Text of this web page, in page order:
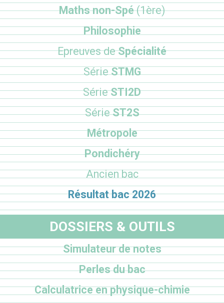
Maths non-Spé(1ère)
Philosophie
Epreuves deSpécialité
SérieSTMG
SérieSTI2D
SérieST2S
Métropole
Pondichéry
Ancien bac
Résultat bac 2026
DOSSIERS & OUTILS
Simulateur de notes
Perles du bac
Calculatrice en physique-chimie